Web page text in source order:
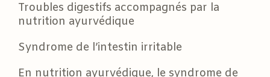
Troubles digestifs accompagnés par la
nutrition ayurvédique
Syndrome de l’intestin irritable
En nutrition ayurvédique, le syndrome de